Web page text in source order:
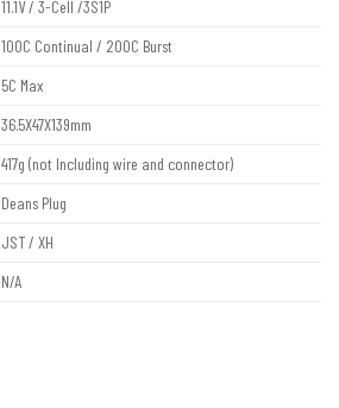
11.1V / 3-Cell /3S1P
100C Continual / 200C Burst
5C Max
36.5X47X139mm
417g (not Including wire and connector)
Deans Plug
JST / XH
N/A